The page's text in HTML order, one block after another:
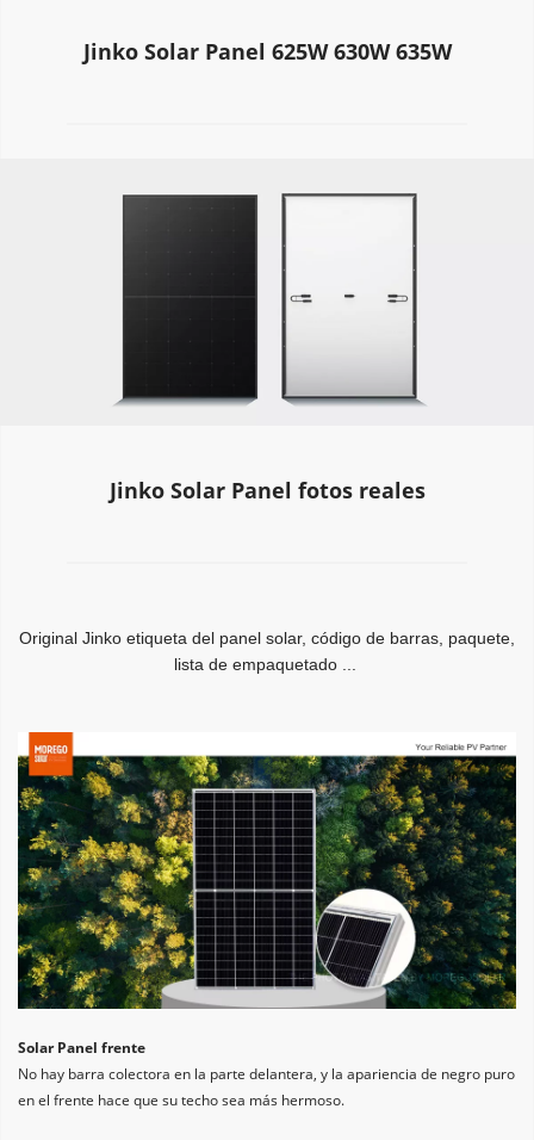
Jinko Solar Panel 625W 630W 635W
Jinko Solar Panel fotos reales
Original Jinko etiqueta del panel solar, código de barras, paquete,
lista de empaquetado ...
Solar Panel frente
No hay barra colectora en la parte delantera, y la apariencia de negro puro
en el frente hace que su techo sea más hermoso.